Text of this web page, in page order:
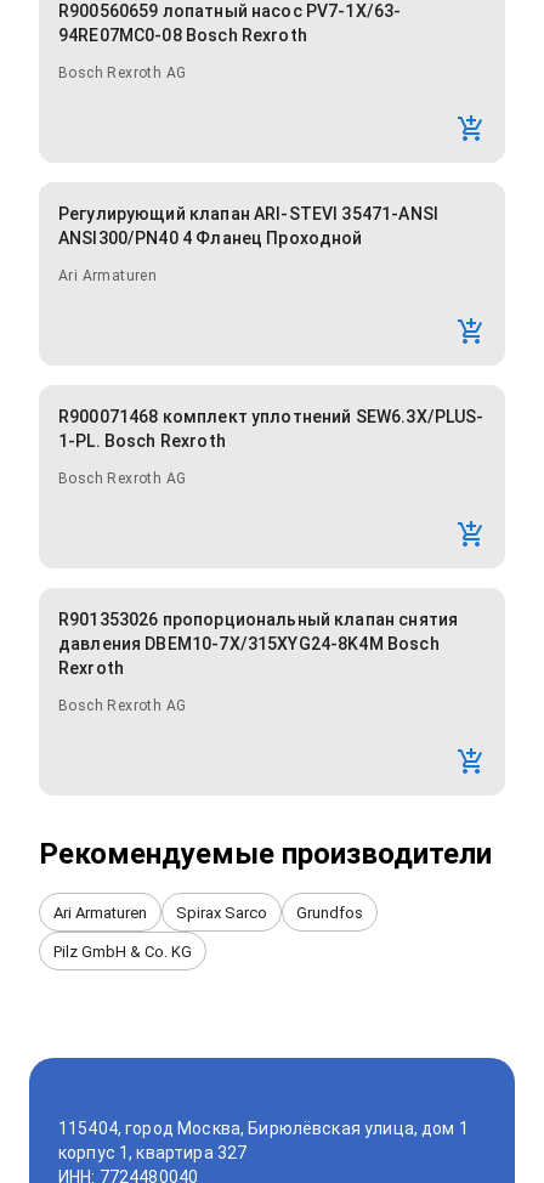
R900560659 лопатный насос PV7-1X/63-
94RE07MC0-08 Bosch Rexroth
Bosch Rexroth AG
Регулирующий клапан ARI-STEVI 35471-ANSI
ANSI300/PN40 4 Фланец Проходной
Ari Armaturen
R900071468 комплект уплотнений SEW6.3X/PLUS-
1-PL. Bosch Rexroth
Bosch Rexroth AG
R901353026 пропорциональный клапан снятия
давления DBEM10-7X/315XYG24-8K4M Bosch
Rexroth
Bosch Rexroth AG
Рекомендуемые производители
Ari Armaturen Spirax Sarco Grundfos
Pilz GmbH & Co. KG
115404, город Москва, Бирюлёвская улица, дом 1
корпус 1, квартира 327
ИНН: 7724480040